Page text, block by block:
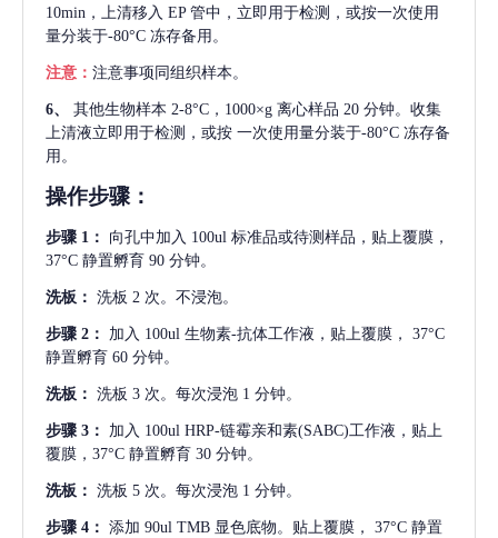
10min，上清移入 EP 管中，立即用于检测，或按一次使用
量分装于-80°C 冻存备用。
注意： 注意事项同组织样本。
6、 其他生物样本 2-8°C，1000×g 离心样品 20 分钟。收集
上清液立即用于检测，或按 一次使用量分装于-80°C 冻存备
用。
操作步骤：
步骤 1： 向孔中加入 100ul 标准品或待测样品，贴上覆膜，
37°C 静置孵育 90 分钟。
洗板： 洗板 2 次。不浸泡。
步骤 2： 加入 100ul 生物素-抗体工作液，贴上覆膜， 37°C
静置孵育 60 分钟。
洗板： 洗板 3 次。每次浸泡 1 分钟。
步骤 3： 加入 100ul HRP-链霉亲和素(SABC)工作液，贴上
覆膜，37°C 静置孵育 30 分钟。
洗板： 洗板 5 次。每次浸泡 1 分钟。
步骤 4： 添加 90ul TMB 显色底物。贴上覆膜， 37°C 静置